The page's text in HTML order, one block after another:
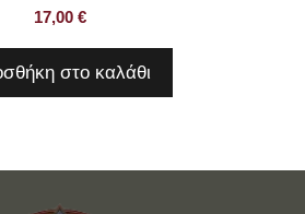
17,00 €
στο καλάθι